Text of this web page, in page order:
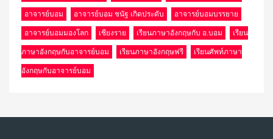
อาจารย์บอม อาจารย์บอม ชนัฐ เกิดประดับ อาจารย์บอมบรรยาย
อาจารย์บอมมองโลก เชียงราย เรียนภาษาอังกฤษกับ อ.บอม เรียน
ภาษาอังกฤษกับอาจารย์บอม เรียนภาษาอังกฤษฟรี เรียนศัพท์ภาษา
อังกฤษกับอาจารย์บอม